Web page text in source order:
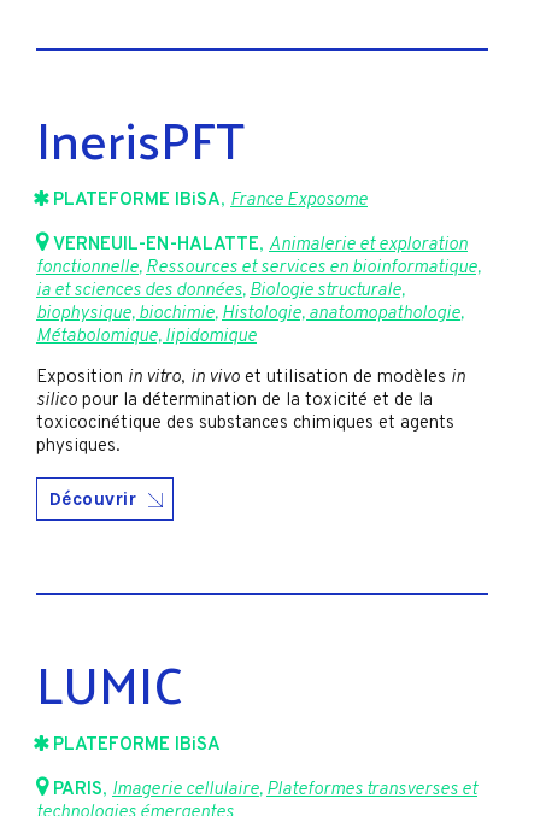
InerisPFT
PLATEFORME IBiSA, France Exposome
VERNEUIL-EN-HALATTE, Animalerie et exploration
fonctionnelle,Ressources et services en bioinformatique,
ia et sciences des données,Biologie structurale,
biophysique, biochimie,Histologie, anatomopathologie,
Métabolomique, lipidomique
Exposition in vitro, in vivo et utilisation de modèles in
silico pour la détermination de la toxicité et de la
toxicocinétique des substances chimiques et agents
physiques.
Découvrir
LUMIC
PLATEFORME IBiSA
PARIS, Imagerie cellulaire,Plateformes transverses et